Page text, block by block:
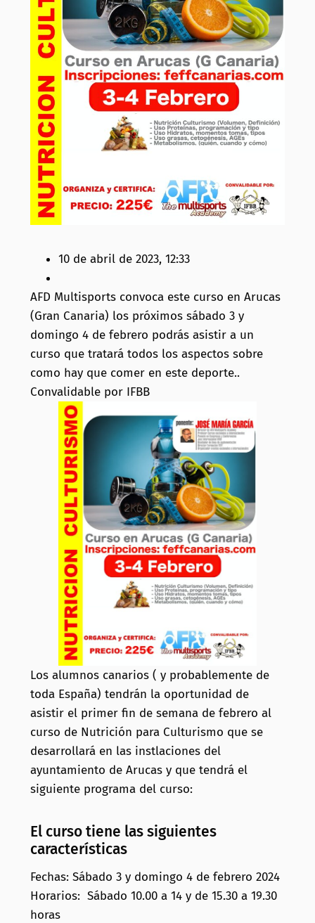
10 de abril de 2023, 12:33
AFD Multisports convoca este curso en Arucas
(Gran Canaria) los próximos sábado 3 y
domingo 4 de febrero podrás asistir a un
curso que tratará todos los aspectos sobre
como hay que comer en este deporte..
Convalidable por IFBB
Los alumnos canarios ( y probablemente de
toda España) tendrán la oportunidad de
asistir el primer fin de semana de febrero al
curso de Nutrición para Culturismo que se
desarrollará en las instlaciones del
ayuntamiento de Arucas y que tendrá el
siguiente programa del curso:
El curso tiene las siguientes
características
Fechas: Sábado 3 y domingo 4 de febrero 2024
Horarios: Sábado 10.00 a 14 y de 15.30 a 19.30
horas